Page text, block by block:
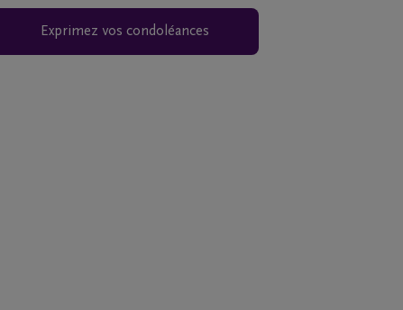
Exprimez vos condoléances